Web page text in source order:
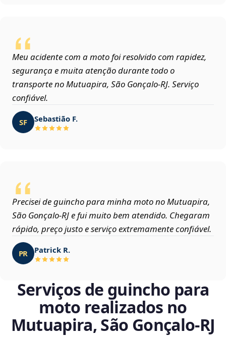
Meu acidente com a moto foi resolvido com rapidez,
segurança e muita atenção durante todo o
transporte no Mutuapira, São Gonçalo‑RJ. Serviço
confiável.
SF Sebastião F.
Precisei de guincho para minha moto no Mutuapira,
São Gonçalo‑RJ e fui muito bem atendido. Chegaram
rápido, preço justo e serviço extremamente confiável.
PR Patrick R.
Serviços de guincho para
moto realizados no
Mutuapira, São Gonçalo‑RJ